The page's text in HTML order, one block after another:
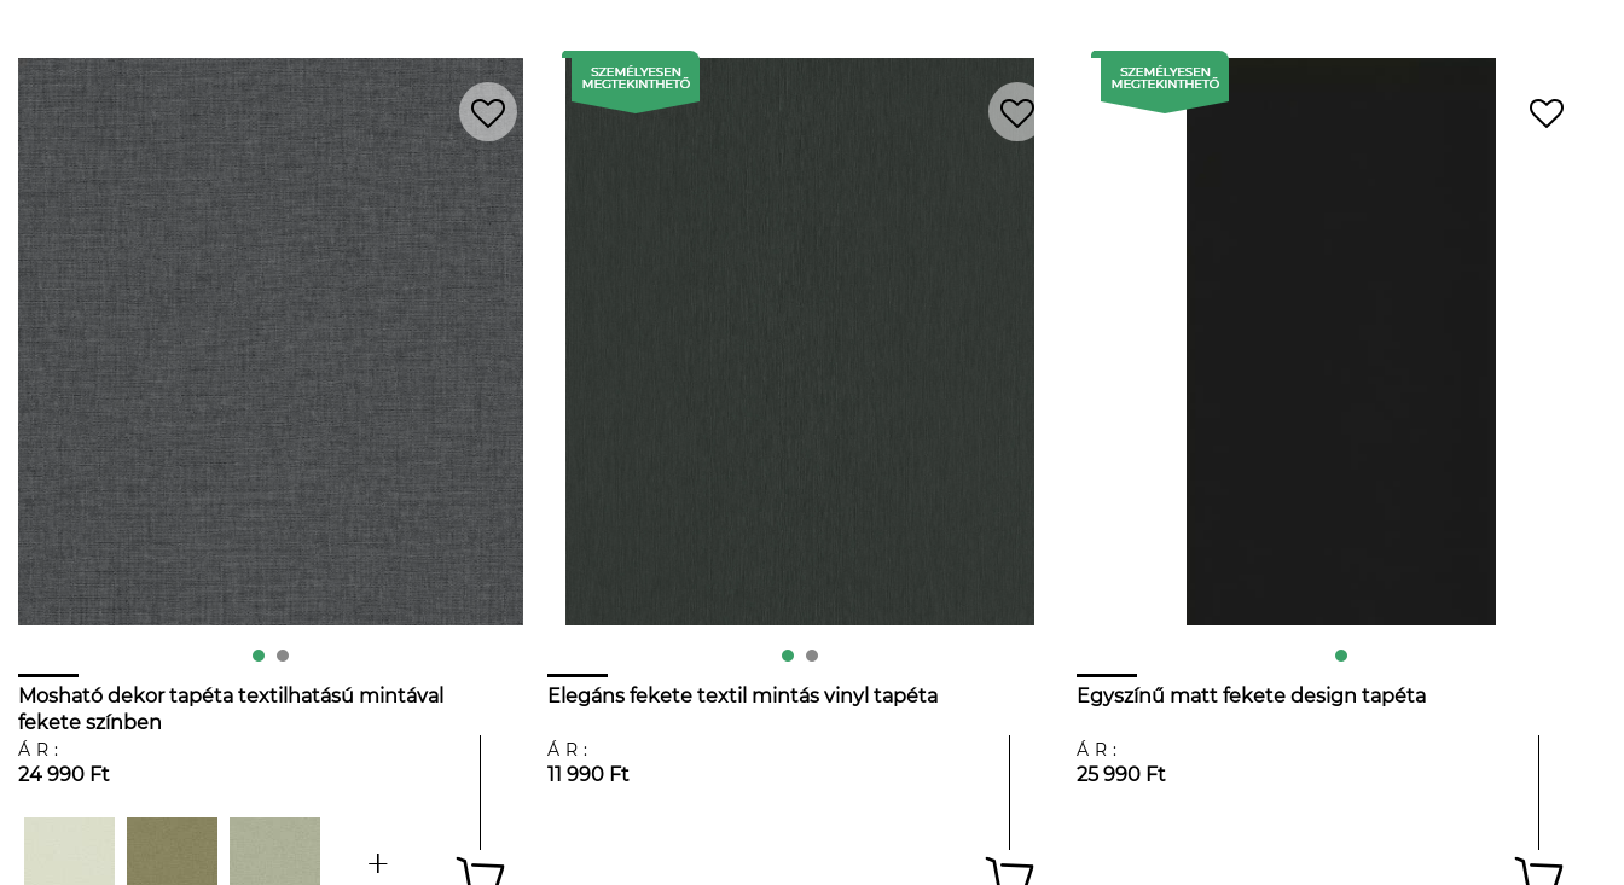
Mosható dekor tapéta textilhatású mintával
fekete színben
ÁR:
24 990 Ft
Elegáns fekete textil mintás vinyl tapéta
ÁR:
11 990 Ft
Egyszínű matt fekete design tapéta
ÁR:
25 990 Ft